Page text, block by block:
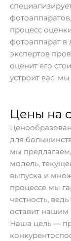
процесс
фотоаппарат в
экспертов
оценит его
устроит вас,
Цены на
для
мы
модель,
выпуска и
процессе мы
честность,
оставит нашим
Наша цель —